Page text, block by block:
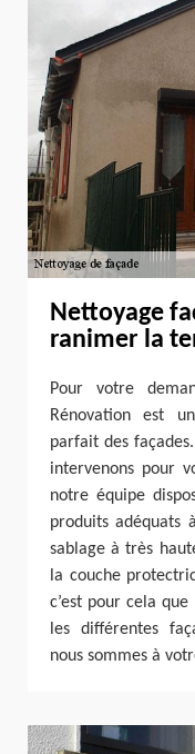
Nettoyage
ranimer la
Pour votre
Rénovation est
parfait des
intervenons pour
notre équipe
produits adéquats
sablage à très
la couche
c’est pour cela
les différentes
nous sommes à